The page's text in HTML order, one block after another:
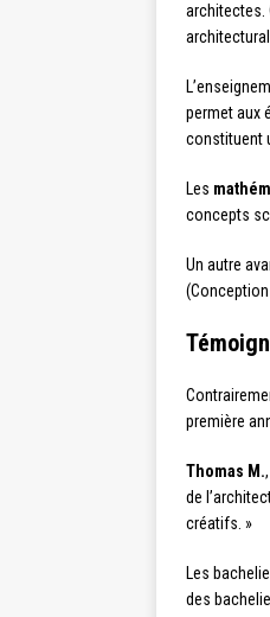
architectes.
permet aux
constituent
Les
concepts
Un autre
première
Thomas M.
de
créatifs. »
Les
des